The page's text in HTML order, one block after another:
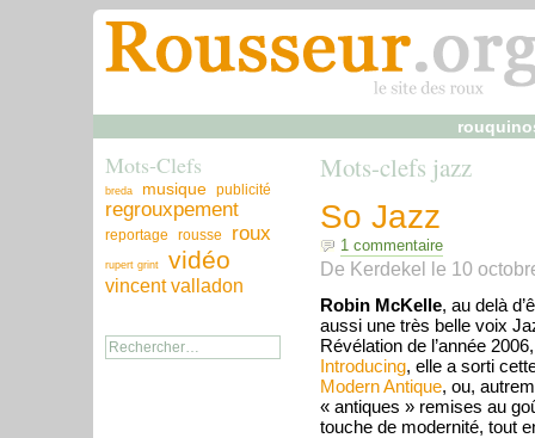
Mots-Clefs
breda musique publicité
regrouxpement
reportage rousse roux
rupert grint vidéo
vincent valladon
Mots-clefs jazz
So Jazz
1 commentaire
De Kerdekel le 10
Robin McKelle, au delà
aussi une très belle voix
Révélation de l’année
Introducing, elle a sorti
Modern Antique, ou,
« antiques » remises au
touche de modernité, tout